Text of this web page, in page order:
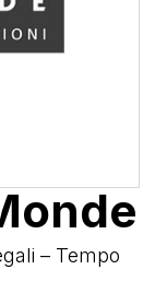
– Tempo